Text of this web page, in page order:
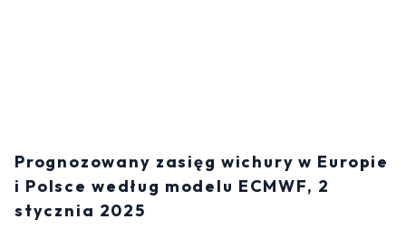
Prognozowany zasięg wichury w Europie
i Polsce według modelu ECMWF, 2
stycznia 2025